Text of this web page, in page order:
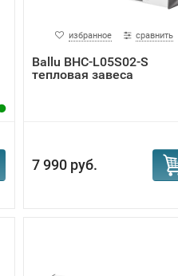
избранное сравнить
Ballu BHC-L05S02-S
тепловая завеса
7 990 руб.